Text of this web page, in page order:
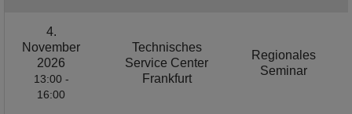
4.
November
2026
13:00 -
16:00
Technisches
Service Center
Frankfurt
Regionales
Seminar